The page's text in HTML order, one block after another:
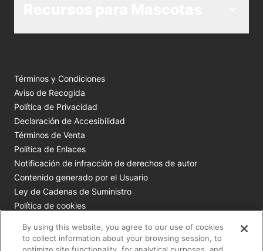
Términos y Condiciones
Aviso de Recogida
Política de Privacidad
Declaración de Accesibilidad
Términos de Venta
Política de Enlaces
Notificación de infracción de derechos de autor
Contenido generado por el Usuario
Ley de Cadenas de Suministro
Política de cookies
By using this website, you agree to our use of cookies
to collect information about your browsing session, to